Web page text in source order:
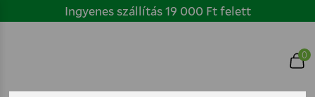
a
Ingyenes szállítás 19 000 Ft felett
0